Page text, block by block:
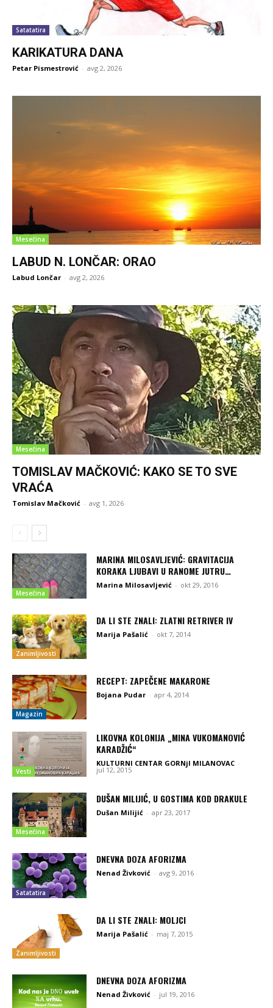
Satatatira
KARIKATURA DANA
Petar Pismestrović - avg 2, 2026
Mesečina
LABUD N. LONČAR: ORAO
Labud Lončar - avg 2, 2026
Mesečina
TOMISLAV MAČKOVIĆ: KAKO SE TO SVE
VRAĆA
Tomislav Mačković - avg 1, 2026
Mesečina
MARINA MILOSAVLJEVIĆ: GRAVITACIJA
KORAKA LJUBAVI U RANOME JUTRU…
Marina Milosavljević - okt 29, 2016
Zanimljivosti
DA LI STE ZNALI: ZLATNI RETRIVER IV
Marija Pašalić - okt 7, 2014
Magazin
RECEPT: ZAPEČENE MAKARONE
Bojana Pudar - apr 4, 2014
Vesti
LIKOVNA KOLONIJA „MINA VUKOMANOVIĆ
KARADŽIĆ“
KULTURNI CENTAR GORNjI MILANOVAC -
jul 12, 2015
Mesečina
DUŠAN MILIJIĆ, U GOSTIMA KOD DRAKULE
Dušan Milijić - apr 23, 2017
Satatatira
DNEVNA DOZA AFORIZMA
Nenad Živković - avg 9, 2016
Zanimljivosti
DA LI STE ZNALI: MOLJCI
Marija Pašalić - maj 7, 2015
DNEVNA DOZA AFORIZMA
Nenad Živković - jul 19, 2016